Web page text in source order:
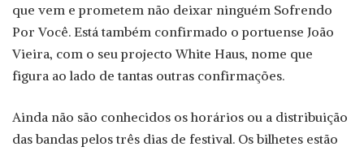
que vem e prometem não deixar ninguém Sofrendo
Por Você. Está também confirmado o portuense João
Vieira, com o seu projecto White Haus, nome que
figura ao lado de tantas outras confirmações.
Ainda não são conhecidos os horários ou a distribuição
das bandas pelos três dias de festival. Os bilhetes estão